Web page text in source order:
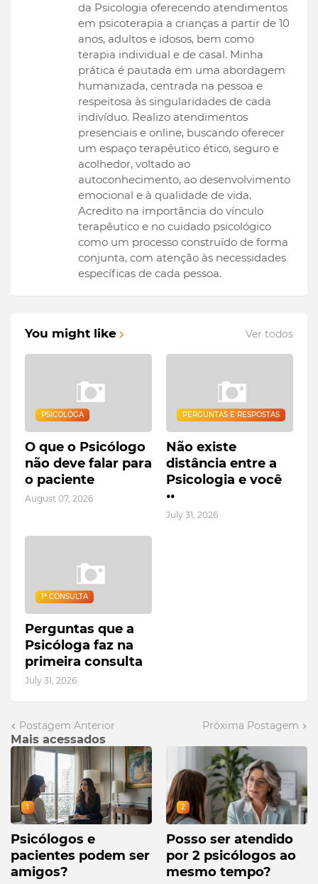
da Psicologia oferecendo atendimentos
em psicoterapia a crianças a partir de 10
anos, adultos e idosos, bem como
terapia individual e de casal. Minha
prática é pautada em uma abordagem
humanizada, centrada na pessoa e
respeitosa às singularidades de cada
indivíduo. Realizo atendimentos
presenciais e online, buscando oferecer
um espaço terapêutico ético, seguro e
acolhedor, voltado ao
autoconhecimento, ao desenvolvimento
emocional e à qualidade de vida.
Acredito na importância do vínculo
terapêutico e no cuidado psicológico
como um processo construído de forma
conjunta, com atenção às necessidades
específicas de cada pessoa.
You might like Ver todos
PSICOLOGA
O que o Psicólogo
não deve falar para
o paciente
August 07, 2026
PERGUNTAS E RESPOSTAS
Não existe
distância entre a
Psicologia e você
••
July 31, 2026
1ª CONSULTA
Perguntas que a
Psicóloga faz na
primeira consulta
July 31, 2026
Postagem Anterior Próxima Postagem
Mais acessados
1
Psicólogos e
pacientes podem ser
amigos?
2
Posso ser atendido
por 2 psicólogos ao
mesmo tempo?